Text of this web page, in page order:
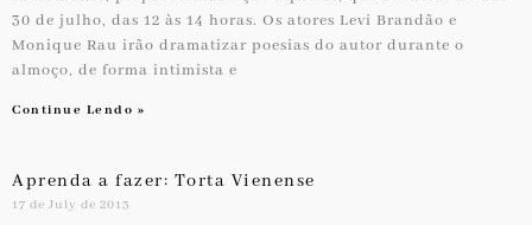
30 de julho, das 12 às 14 horas. Os atores Levi Brandão e
Monique Rau irão dramatizar poesias do autor durante o
almoço, de forma intimista e
Continue Lendo »
Aprenda a fazer: Torta Vienense
17 de July de 2013